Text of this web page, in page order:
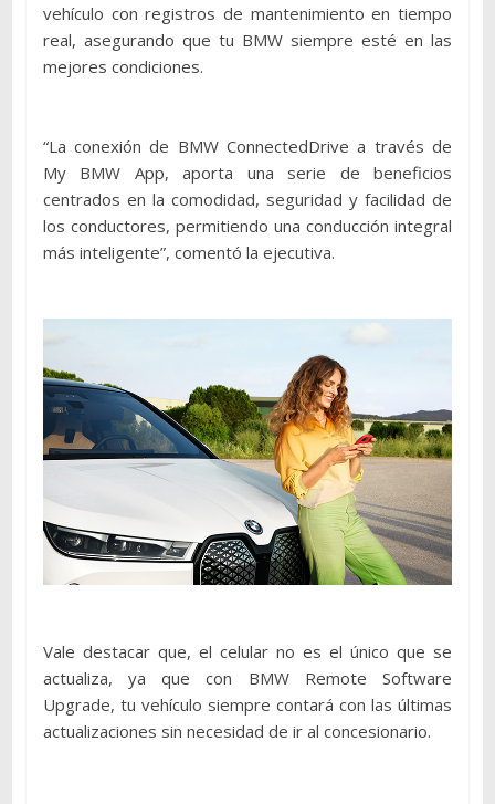
vehículo con registros de mantenimiento en tiempo
real, asegurando que tu BMW siempre esté en las
mejores condiciones.
“La conexión de BMW ConnectedDrive a través de
My BMW App, aporta una serie de beneficios
centrados en la comodidad, seguridad y facilidad de
los conductores, permitiendo una conducción integral
más inteligente”, comentó la ejecutiva.
Vale destacar que, el celular no es el único que se
actualiza, ya que con BMW Remote Software
Upgrade, tu vehículo siempre contará con las últimas
actualizaciones sin necesidad de ir al concesionario.